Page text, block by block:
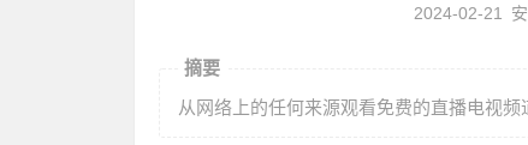
2024-02-21
摘要
从网络上的任何来源观看免费的直播电视频